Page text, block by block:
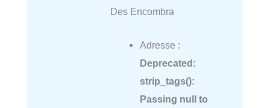
Des Encombra
Adresse :
Deprecated :
strip_tags():
Passing null to